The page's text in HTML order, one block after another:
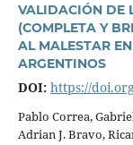
VALIDACIÓN DE
(COMPLETA Y
AL MALESTAR
ARGENTINOS
DOI: https://
Pablo Correa,
Adrian J. Bravo,